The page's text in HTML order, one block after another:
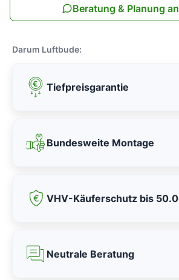
Beratung & Planung
Darum Luftbude:
Tiefpreisgarantie
Bundesweite Montage
VHV-Käuferschutz bis
Neutrale Beratung